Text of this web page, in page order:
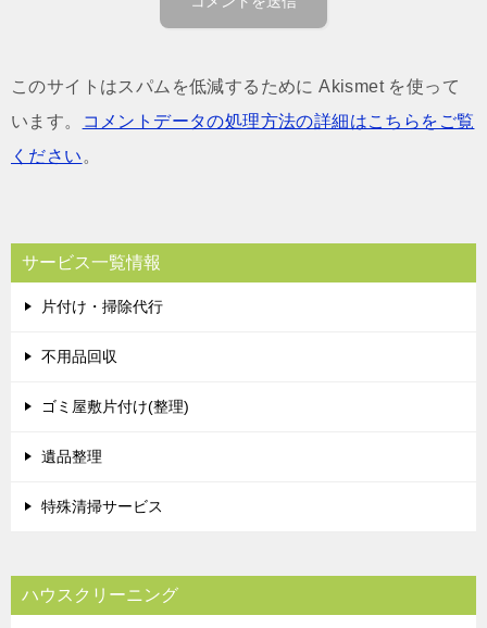
このサイトはスパムを低減するために Akismet を使って
います。
コメントデータの処理方法の詳細はこちらをご覧
ください 。
サービス一覧情報
片付け・掃除代行
不用品回収
ゴミ屋敷片付け(整理)
遺品整理
特殊清掃サービス
ハウスクリーニング